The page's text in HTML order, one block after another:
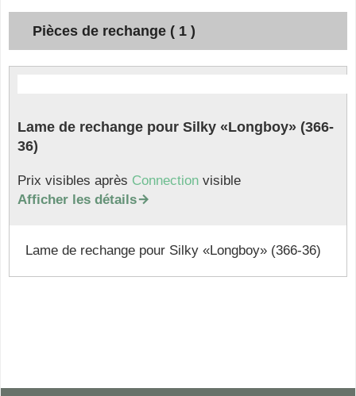
Pièces de rechange ( 1 )
Lame de rechange pour Silky «Longboy» (366-
36)
Prix visibles après Connection visible
Afficher les détails
Lame de rechange pour Silky «Longboy» (366-36)